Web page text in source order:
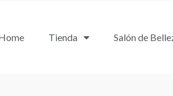
Tienda Salón de